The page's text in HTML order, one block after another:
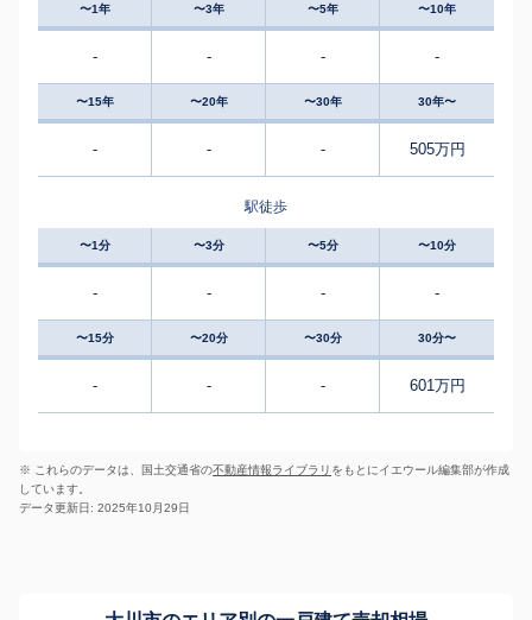
〜1年 〜3年 〜5年 〜10年
- - - -
〜15年 〜20年 〜30年 30年〜
- - - 505万円
駅徒歩
〜1分 〜3分 〜5分 〜10分
- - - -
〜15分 〜20分 〜30分 30分〜
- - - 601万円
※ これらのデータは、国土交通省の不動産情報ライブラリ をもとにイエウール編集部が作成
しています。
データ更新日: 2025年10月29日